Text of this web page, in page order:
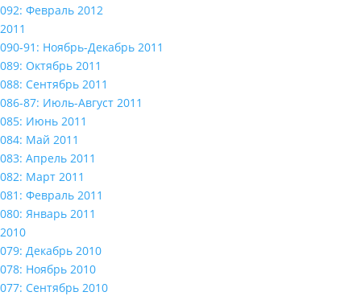
092: Февраль 2012
2011
090-91: Ноябрь-Декабрь 2011
089: Октябрь 2011
088: Сентябрь 2011
086-87: Июль-Август 2011
085: Июнь 2011
084: Май 2011
083: Апрель 2011
082: Март 2011
081: Февраль 2011
080: Январь 2011
2010
079: Декабрь 2010
078: Ноябрь 2010
077: Сентябрь 2010